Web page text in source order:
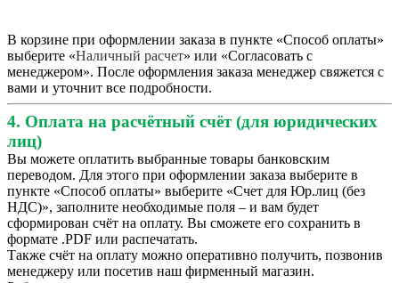
В корзине при оформлении заказа в пункте «Способ оплаты»
выберите «Наличный расчет» или «Согласовать с
менеджером». После оформления заказа менеджер свяжется с
вами и уточнит все подробности.
4. Оплата на расчётный счёт (для юридических
лиц)
Вы можете оплатить выбранные товары банковским
переводом. Для этого при оформлении заказа выберите в
пункте «Способ оплаты» выберите «Счет для Юр.лиц (без
НДС)», заполните необходимые поля – и вам будет
сформирован счёт на оплату. Вы сможете его сохранить в
формате .PDF или распечатать.
Также счёт на оплату можно оперативно получить, позвонив
менеджеру или посетив наш фирменный магазин.